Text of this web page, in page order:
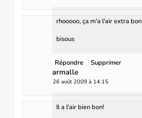
rhooooo, ça m'a l'air extra bon
bisous
Répondre Supprimer
armalle
26 août 2009 à 14:15
Il a l'air bien bon!